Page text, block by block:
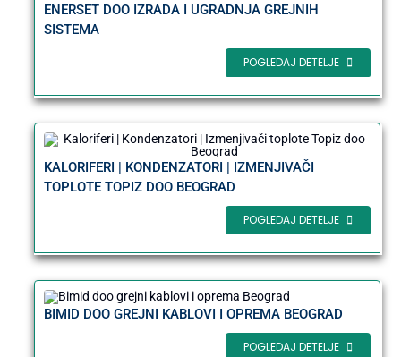
ENERSET DOO IZRADA I UGRADNJA GREJNIH
SISTEMA
POGLEDAJ DETELJE
KALORIFERI | KONDENZATORI | IZMENJIVAČI
TOPLOTE TOPIZ DOO BEOGRAD
POGLEDAJ DETELJE
BIMID DOO GREJNI KABLOVI I OPREMA BEOGRAD
POGLEDAJ DETELJE